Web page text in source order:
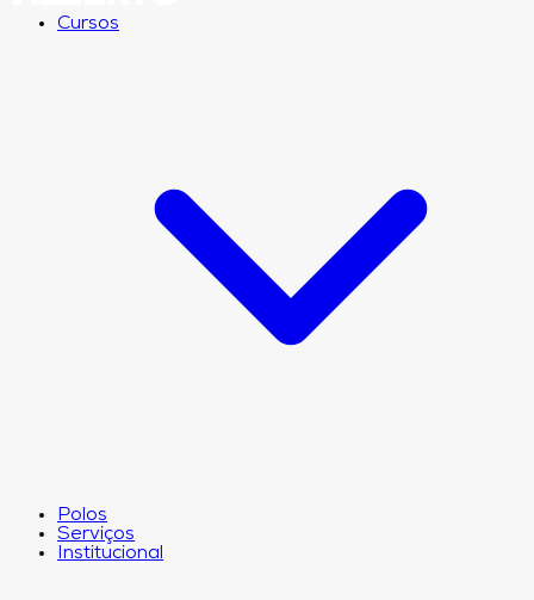
Cursos
Polos
Serviços
Institucional